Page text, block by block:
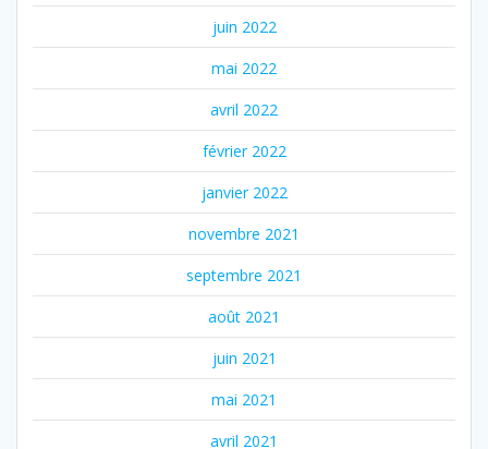
juin 2022
mai 2022
avril 2022
février 2022
janvier 2022
novembre 2021
septembre 2021
août 2021
juin 2021
mai 2021
avril 2021